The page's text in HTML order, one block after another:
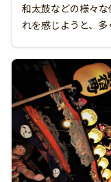
和太鼓などの様々
れを感じようと、多